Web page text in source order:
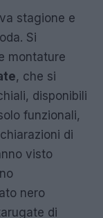
stagione e
Si
montature
, che si
disponibili
funzionali,
di
visto
nero
di